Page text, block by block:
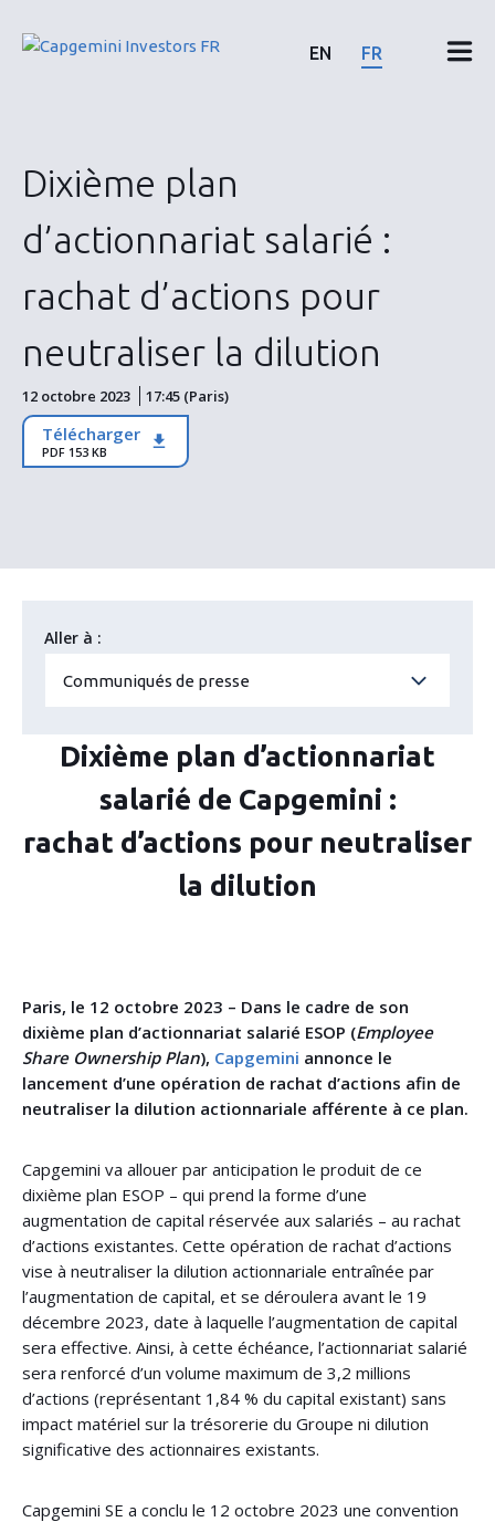
content
Calendrier & communiqués
Actions & Obligations
ESG
EN FR
Dixième plan
d’actionnariat salarié :
rachat d’actions pour
neutraliser la dilution
12 octobre 2023 17:45 (Paris)
Télécharger
PDF 153 KB
Aller à :
Communiqués de presse
Dixième plan d’actionnariat
salarié de Capgemini :
rachat d’actions pour neutraliser
la dilution
Paris, le 12 octobre 2023 – Dans le cadre de son
dixième plan d’actionnariat salarié ESOP (Employee
Share Ownership Plan), Capgemini annonce le
lancement d’une opération de rachat d’actions afin de
neutraliser la dilution actionnariale afférente à ce plan.
Capgemini va allouer par anticipation le produit de ce
dixième plan ESOP – qui prend la forme d’une
augmentation de capital réservée aux salariés – au rachat
d’actions existantes. Cette opération de rachat d’actions
vise à neutraliser la dilution actionnariale entraînée par
l’augmentation de capital, et se déroulera avant le 19
décembre 2023, date à laquelle l’augmentation de capital
sera effective. Ainsi, à cette échéance, l’actionnariat salarié
sera renforcé d’un volume maximum de 3,2 millions
d’actions (représentant 1,84 % du capital existant) sans
impact matériel sur la trésorerie du Groupe ni dilution
significative des actionnaires existants.
Capgemini SE a conclu le 12 octobre 2023 une convention